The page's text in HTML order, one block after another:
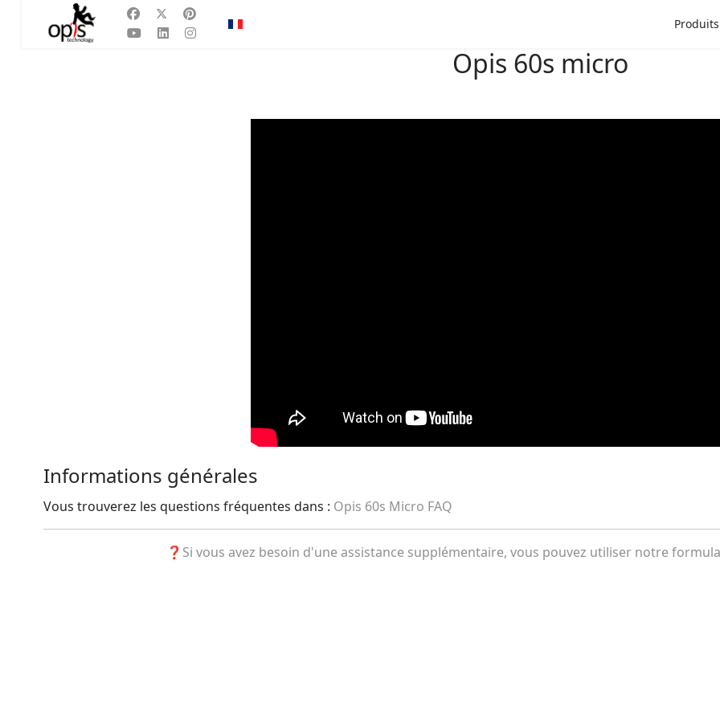
Sélectionnez votre langue Produits
Opis 60s micro
Informations générales
Vous trouverez les questions fréquentes dans : Opis 60s Micro FAQ
❓Si vous avez besoin d'une assistance supplémentaire, vous pouvez utiliser notre